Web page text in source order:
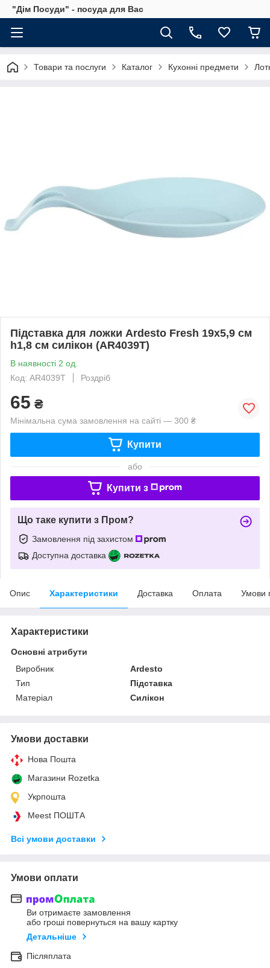
"Дім Посуди" - посуда для Вас
Товари та послуги Каталог Кухонні предмети
Підставка для ложки Ardesto Fresh 19х5,9 см
h1,8 см силікон (AR4039T)
В наявності 2 од.
Код: AR4039T
Роздріб
65 ₴
Мінімальна сума замовлення на сайті — 300 ₴
Купити
або
Купити з
Що таке купити з Пром?
Замовлення під захистом
Доступна доставка
Опис Характеристики Доставка Оплата Умови
Характеристики
Основні атрибути
Виробник
Ardesto
Тип
Підставка
Матеріал
Силікон
Умови доставки
Нова Пошта
Магазини Rozetka
Укрпошта
Meest ПОШТА
Всі умови доставки
Умови оплати
Ви отримаєте замовлення
або гроші повернуться на вашу картку
Детальніше
Післяплата